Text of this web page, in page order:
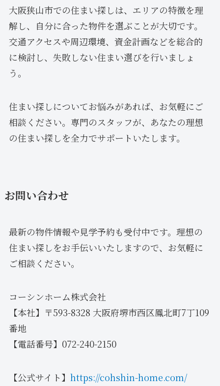
大阪狭山市での住まい探しは、エリアの特徴を理
解し、自分に合った物件を選ぶことが大切です。
交通アクセスや周辺環境、資金計画などを総合的
に検討し、失敗しない住まい選びを行いましょ
う。
住まい探しについてお悩みがあれば、お気軽にご
相談ください。専門のスタッフが、あなたの理想
の住まい探しを全力でサポートいたします。
お問い合わせ
最新の物件情報や見学予約も受付中です。理想の
住まい探しをお手伝いいたしますので、お気軽に
ご相談ください。
コーシンホーム株式会社
【本社】〒593-8328 大阪府堺市西区鳳北町7丁109
番地
【電話番号】072-240-2150
【公式サイト】 https://cohshin-home.com/